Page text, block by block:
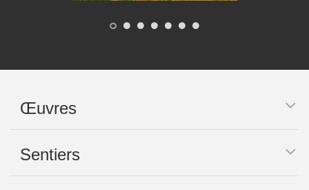
Œuvres
Sentiers